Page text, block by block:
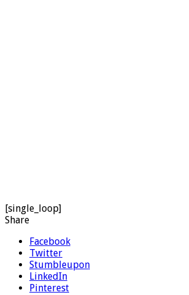
[single_loop]
Share
Facebook
Twitter
Stumbleupon
LinkedIn
Pinterest